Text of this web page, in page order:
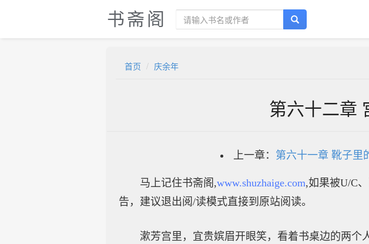
书斋阁
首页 庆余年
第六十二
上一章： 第六十一章 靴子里
马上记住书斋阁,www.shuzhaige.com,如果被U/C
告，建议退出阅/读模式直接到原站阅读。
漱芳宫里，宜贵嫔眉开眼笑，看着书桌边的两